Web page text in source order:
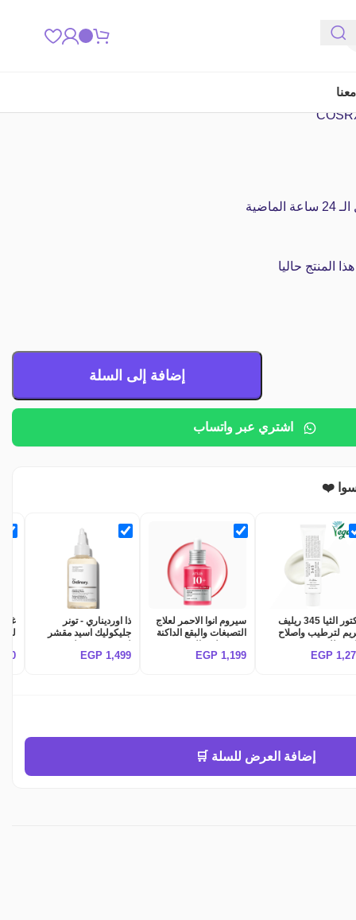
المنتج حاليا
إضافة إلى السلة
اشتري عبر واتساب
سوا ❤️
دكتور الثيا 345 ريليف
لترطيب واصلاح
345 relief
EGP
سيروم انوا الاحمر لعلاج
التصبغات والبقع الداكنة
وتوحيد لون البشرة
Anua Niacinamide
1,199
EGP
ذا اورديناري - تونر
جليكوليك اسيد مقشر
لتفتيح وتوحيد لون
البشرة The Ordinary 1,499
EGP
إضافة العرض للسلة 🛒